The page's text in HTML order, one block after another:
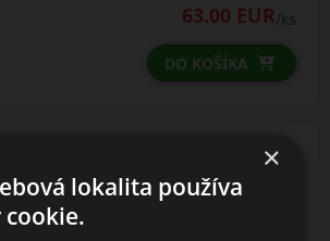
63.00 EUR/ks
DO KOŠÍKA
×
lokalita používa